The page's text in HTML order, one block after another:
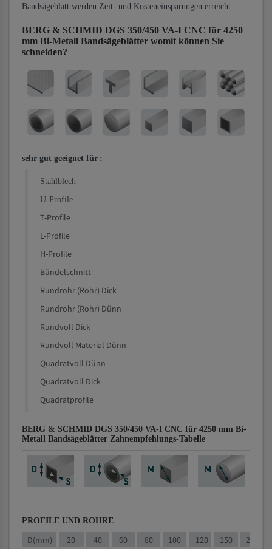
Bandsägeblatt werden Zeit- und Kosteneinsparungen erreicht.
BERG & SCHMID DGS 350/450 VA-I CNC für 4250
mm Bi-Metall Bandsägeblätter womit können Sie
schneiden?
sehr gut geeignet für :
Stahlblech
U-Profile
T-Profile
L-Profile
H-Profile
Bündelschnitt
Rundrohr (Rohr) Dick
Rundrohr (Rohr) Dünn
Rundvoll Dick
Rundvoll Material Dünn
Quadratvoll Dünn
Quadratvoll Dick
Quadratprofile
BERG & SCHMID DGS 350/450 VA-I CNC für 4250 mm Bi-
Metall Bandsägeblätter Zahnempfehlungs-Tabelle
PROFILE UND ROHRE
D(mm) 20 40 60 80 100 120 150 200